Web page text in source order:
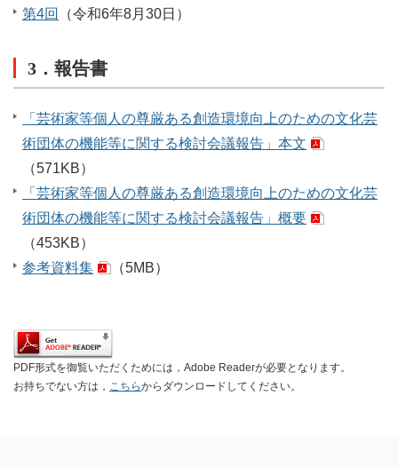
第4回
（令和6年8月30日）
3．報告書
「芸術家等個人の尊厳ある創造環境向上のための文化芸
術団体の機能等に関する検討会議報告」本文
（571KB）
「芸術家等個人の尊厳ある創造環境向上のための文化芸
術団体の機能等に関する検討会議報告」概要
（453KB）
参考資料集
（5MB）
PDF形式を御覧いただくためには，Adobe Readerが必要となります。
お持ちでない方は， こちらからダウンロードしてください。